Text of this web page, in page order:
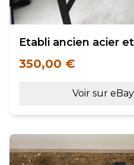
Etabli ancien acier
350,00 €
Voir sur